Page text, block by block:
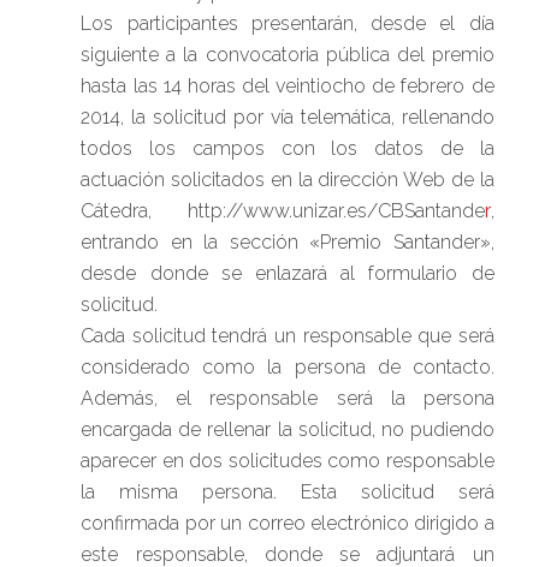
Los participantes presentarán, desde el día
siguiente a la convocatoria pública del premio
hasta las 14 horas del veintiocho de febrero de
2014, la solicitud por vía telemática, rellenando
todos los campos con los datos de la
actuación solicitados en la dirección Web de la
Cátedra, http://www.unizar.es/CBSantander,
entrando en la sección «Premio Santander»,
desde donde se enlazará al formulario de
solicitud.
Cada solicitud tendrá un responsable que será
considerado como la persona de contacto.
Además, el responsable será la persona
encargada de rellenar la solicitud, no pudiendo
aparecer en dos solicitudes como responsable
la misma persona. Esta solicitud será
confirmada por un correo electrónico dirigido a
este responsable, donde se adjuntará un